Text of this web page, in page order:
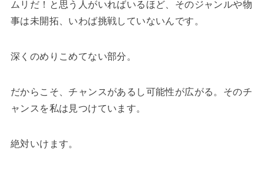
ムリだ！と思う人がいればいるほど、そのジャンルや物
事は未開拓、いわば挑戦していないんです。
深くのめりこめてない部分。
だからこそ、チャンスがあるし可能性が広がる。そのチ
ャンスを私は見つけています。
絶対いけます。